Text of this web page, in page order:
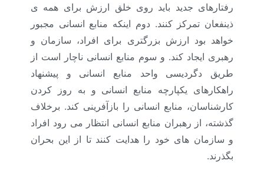
رفتارهای جدید باید روی خلق ارزش برای همه ی
ذینفعان تمرکز کنند. دوم اینکه منابع انسانی مجبور
خواهد بود ارزش بزرگتری برای افراد، سازمان و
رهبری ایجاد کند. و سوم منابع انسانی ناچار است از
طریق دگردیسی واحد منابع انسانی و پیشنهاد
راهکارهای یکپارچه منابع انسانی و به روز کردن
کارشناسان، منابع انسانی را بازآفرینی کند. برخلاف
گذشته، از رهبران منابع انسانی انتظار می رود افراد
و سازمان های خود را هدایت کنند تا از این بحران
بگذرند.